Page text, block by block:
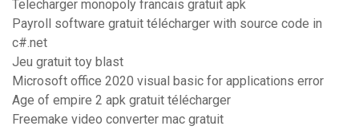
Telecharger monopoly francais gratuit apk
Payroll software gratuit télécharger with source code in
c#.net
Jeu gratuit toy blast
Microsoft office 2020 visual basic for applications error
Age of empire 2 apk gratuit télécharger
Freemake video converter mac gratuit